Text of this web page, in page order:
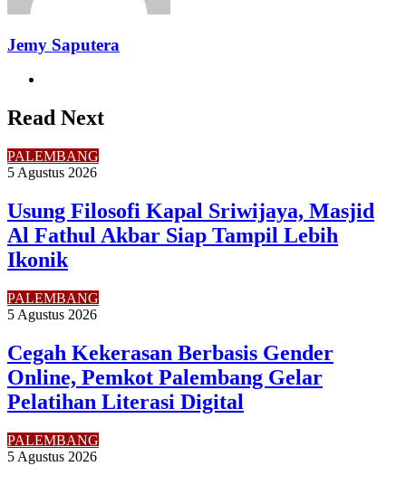
Jemy Saputera
Read Next
PALEMBANG
5 Agustus 2026
Usung Filosofi Kapal Sriwijaya, Masjid
Al Fathul Akbar Siap Tampil Lebih
Ikonik
PALEMBANG
5 Agustus 2026
Cegah Kekerasan Berbasis Gender
Online, Pemkot Palembang Gelar
Pelatihan Literasi Digital
PALEMBANG
5 Agustus 2026